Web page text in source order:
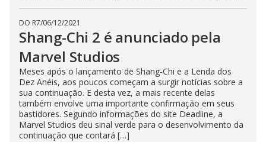
DO R7/06/12/2021
Shang-Chi 2 é anunciado pela
Marvel Studios
Meses após o lançamento de Shang-Chi e a Lenda dos
Dez Anéis, aos poucos começam a surgir notícias sobre a
sua continuação. E desta vez, a mais recente delas
também envolve uma importante confirmação em seus
bastidores. Segundo informações do site Deadline, a
Marvel Studios deu sinal verde para o desenvolvimento da
continuação que contará […]